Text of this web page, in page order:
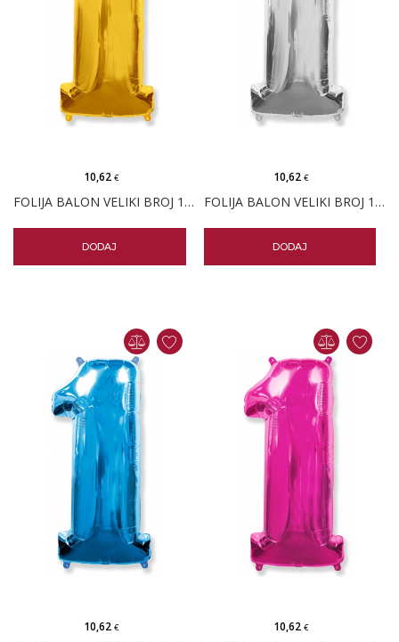
FOLIJA BALON VELIKI BROJ 1 ZLATNI
10,62 €
DODAJ
FOLIJA BALON VELIKI BROJ 1 SREBRNI
10,62€
DODAJ
10,62 € 10,62€